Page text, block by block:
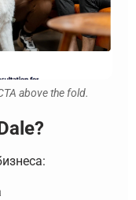
above the fold.